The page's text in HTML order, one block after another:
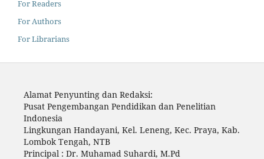
For Readers
For Authors
For Librarians
Alamat Penyunting dan Redaksi:
Pusat Pengembangan Pendidikan dan Penelitian
Indonesia
Lingkungan Handayani, Kel. Leneng, Kec. Praya, Kab.
Lombok Tengah, NTB
Principal : Dr. Muhamad Suhardi, M.Pd